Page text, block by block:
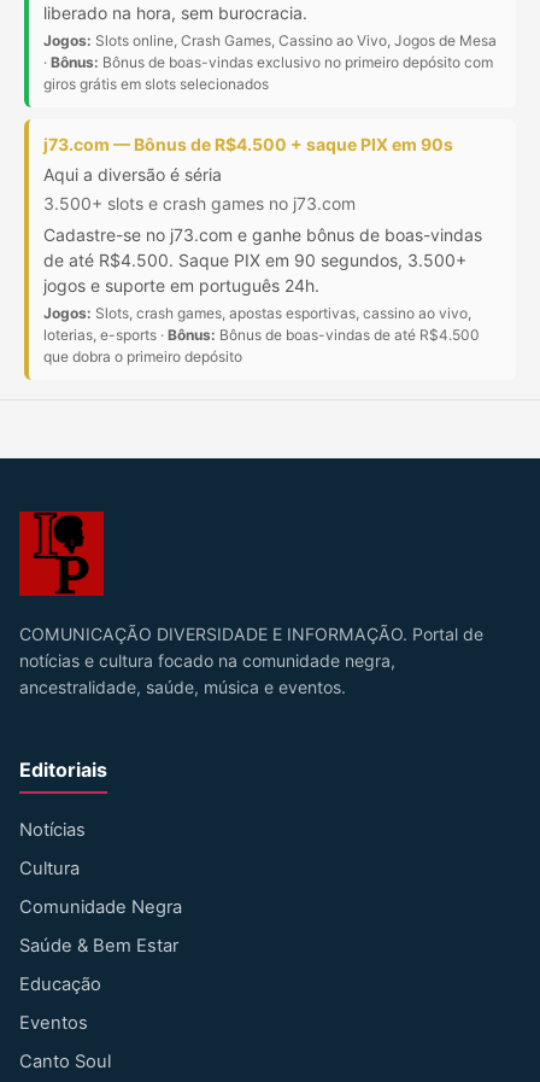
liberado na hora, sem burocracia.
Jogos: Slots online, Crash Games, Cassino ao Vivo, Jogos de Mesa
· Bônus: Bônus de boas-vindas exclusivo no primeiro depósito com
giros grátis em slots selecionados
j73.com — Bônus de R$4.500 + saque PIX em 90s
Aqui a diversão é séria
3.500+ slots e crash games no j73.com
Cadastre-se no j73.com e ganhe bônus de boas-vindas
de até R$4.500. Saque PIX em 90 segundos, 3.500+
jogos e suporte em português 24h.
Jogos: Slots, crash games, apostas esportivas, cassino ao vivo,
loterias, e-sports · Bônus: Bônus de boas-vindas de até R$4.500
que dobra o primeiro depósito
COMUNICAÇÃO DIVERSIDADE E INFORMAÇÃO. Portal de
notícias e cultura focado na comunidade negra,
ancestralidade, saúde, música e eventos.
Editoriais
Notícias
Cultura
Comunidade Negra
Saúde & Bem Estar
Educação
Eventos
Canto Soul